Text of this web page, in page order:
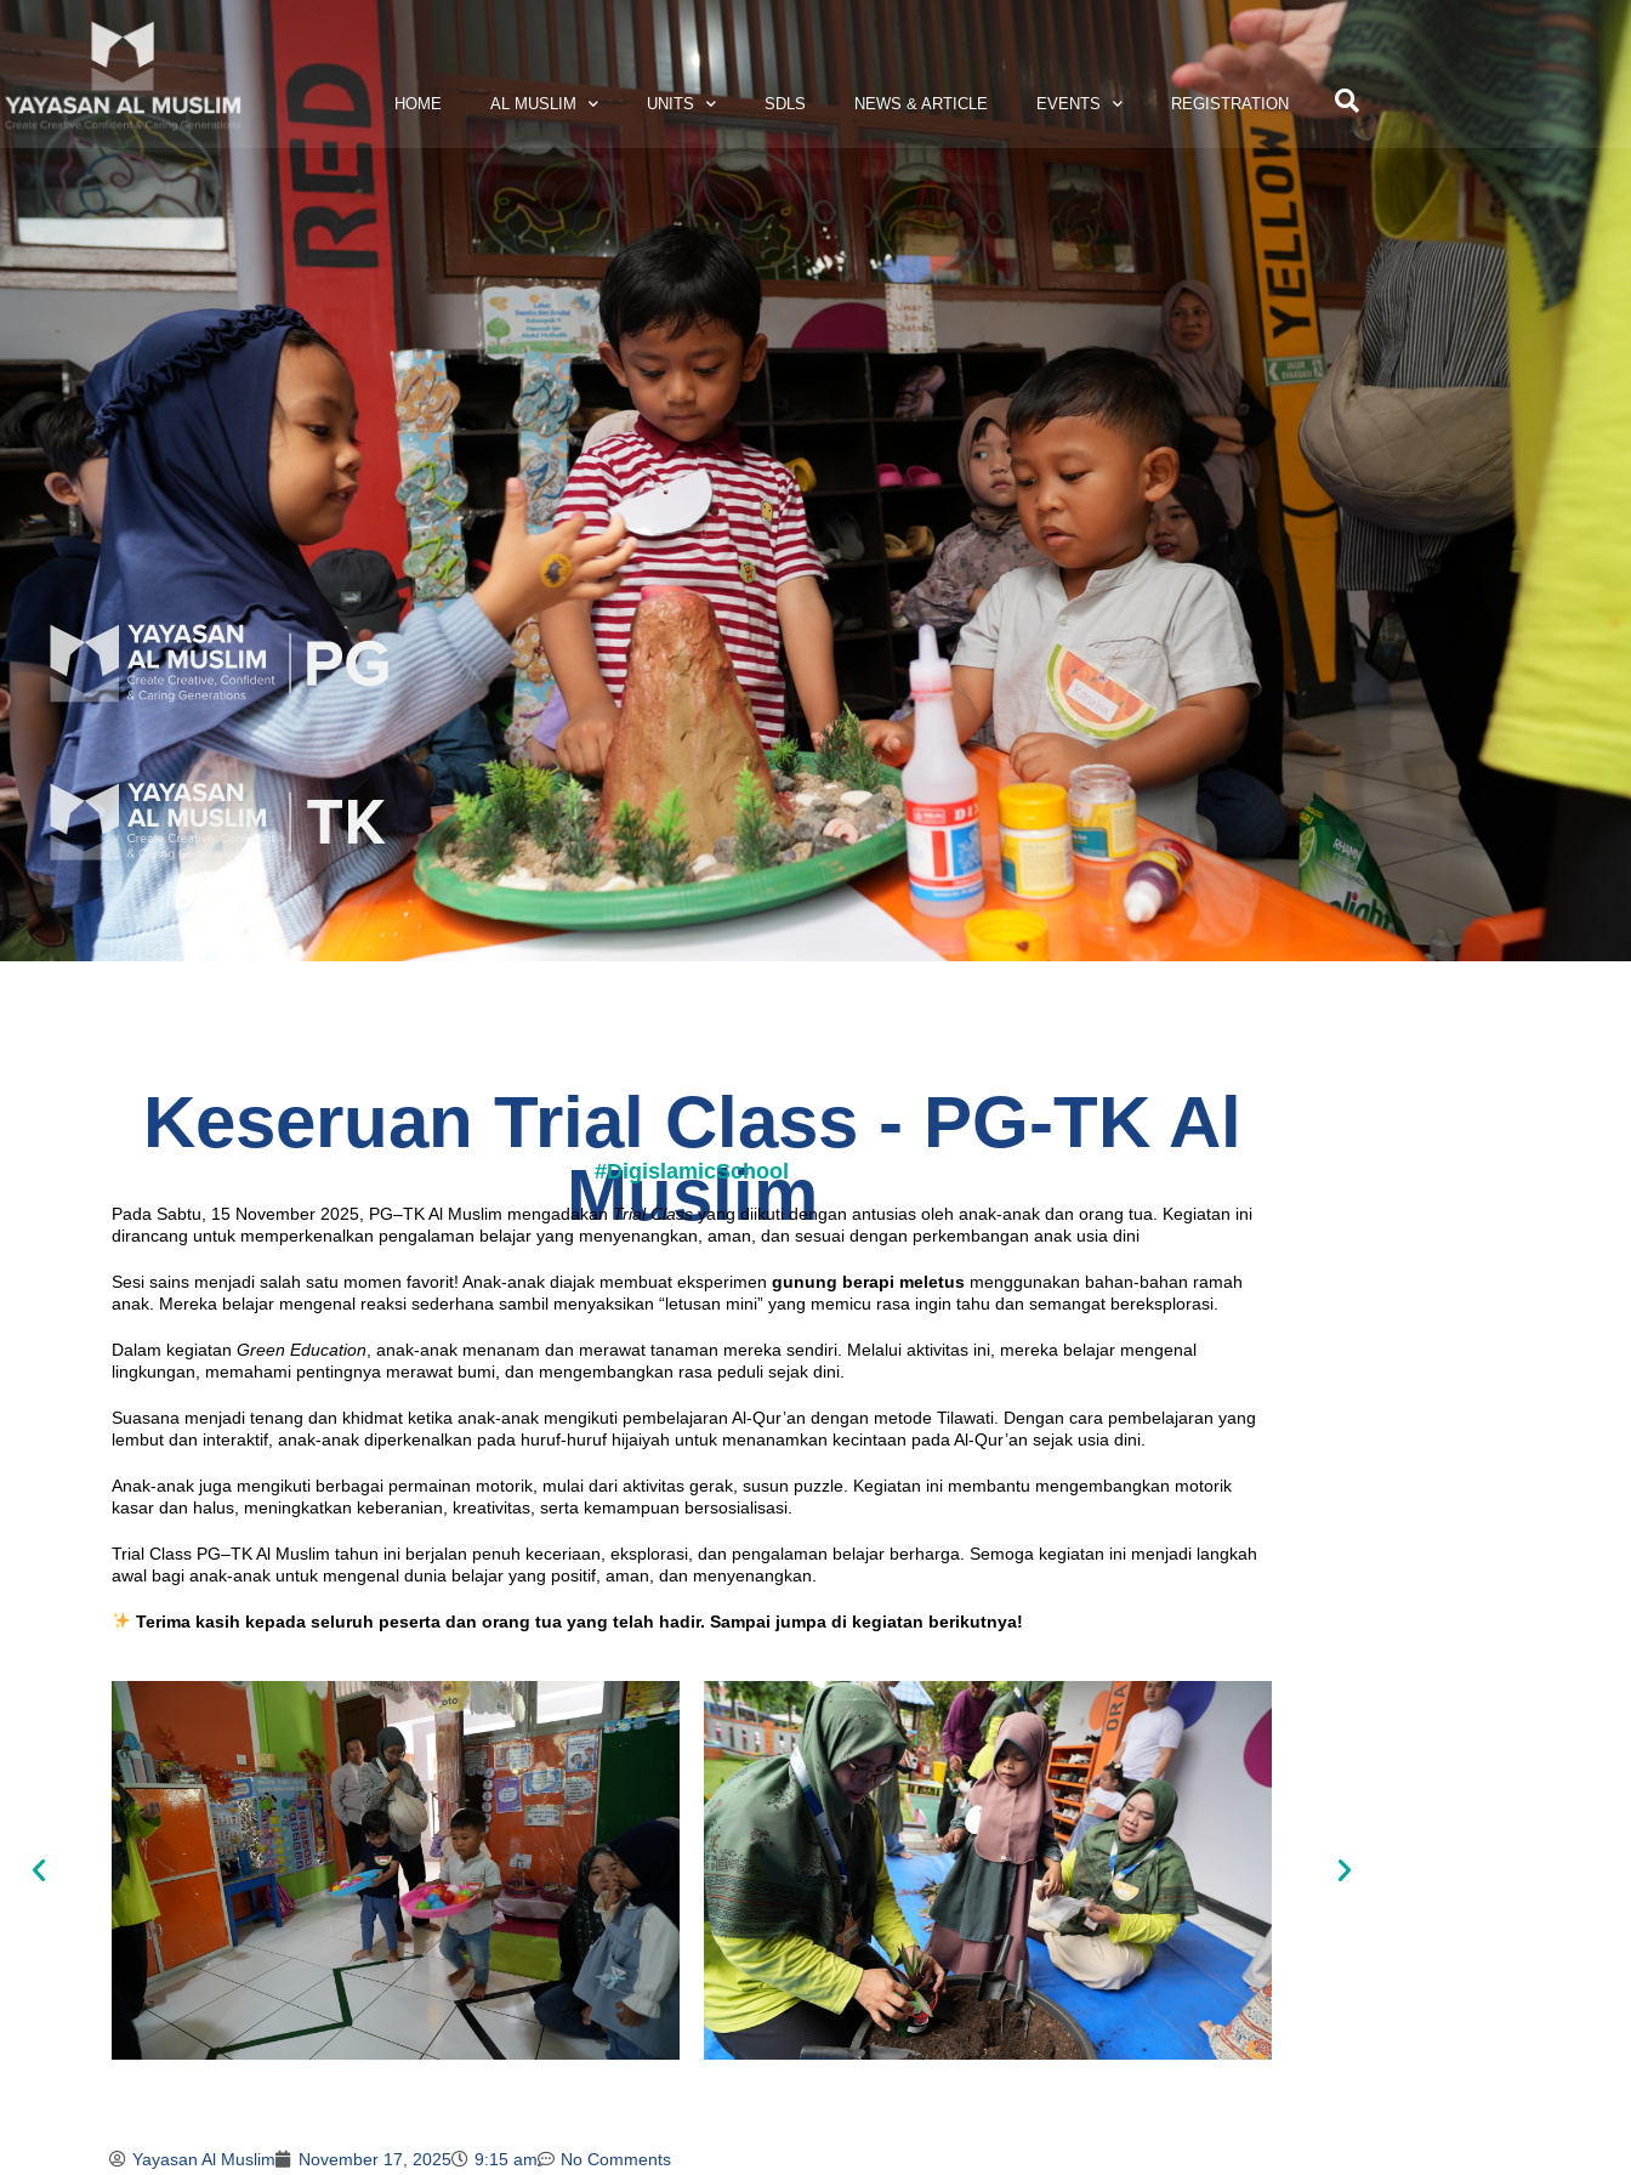
HOME AL MUSLIM UNITS SDLS NEWS & ARTICLE EVENTS REGISTRATION
Keseruan Trial Class - PG-TK Al
Muslim
#DigislamicSchool
Pada Sabtu, 15 November 2025, PG–TK Al Muslim mengadakan Trial Classyang diikuti dengan antusias oleh anak-anak dan orang tua. Kegiatan ini
dirancang untuk memperkenalkan pengalaman belajar yang menyenangkan, aman, dan sesuai dengan perkembangan anak usia dini
Sesi sains menjadi salah satu momen favorit! Anak-anak diajak membuat eksperimen gunung berapi meletus menggunakan bahan-bahan ramah
anak. Mereka belajar mengenal reaksi sederhana sambil menyaksikan “letusan mini” yang memicu rasa ingin tahu dan semangat bereksplorasi.
Dalam kegiatan Green Education , anak-anak menanam dan merawat tanaman mereka sendiri. Melalui aktivitas ini, mereka belajar mengenal
lingkungan, memahami pentingnya merawat bumi, dan mengembangkan rasa peduli sejak dini.
Suasana menjadi tenang dan khidmat ketika anak-anak mengikuti pembelajaran Al-Qur’an dengan metode Tilawati . Dengan cara pembelajaran yang
lembut dan interaktif, anak-anak diperkenalkan pada huruf-huruf hijaiyah untuk menanamkan kecintaan pada Al-Qur’an sejak usia dini.
Anak-anak juga mengikuti berbagai permainan motorik, mulai dari aktivitas gerak, susun puzzle. Kegiatan ini membantu mengembangkan motorik
kasar dan halus, meningkatkan keberanian, kreativitas, serta kemampuan bersosialisasi.
Trial Class PG–TK Al Muslim tahun ini berjalan penuh keceriaan, eksplorasi, dan pengalaman belajar berharga. Semoga kegiatan ini menjadi langkah
awal bagi anak-anak untuk mengenal dunia belajar yang positif, aman, dan menyenangkan.
Terima kasih kepada seluruh peserta dan orang tua yang telah hadir. Sampai jumpa di kegiatan berikutnya!
Yayasan Al Muslim November 17, 2025 9:15 am No Comments